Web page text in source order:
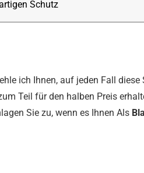
Schutz
ich Ihnen, auf jeden Fall
Teil für den halben Preis
Sie zu, wenn es Ihnen Als